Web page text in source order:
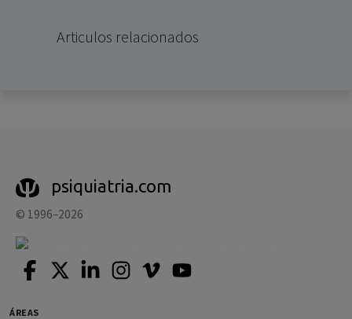
Articulos relacionados
psiquiatria.com
© 1996–2026
ÁREAS